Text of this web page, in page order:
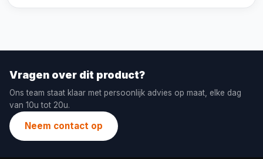
Vragen over dit product?
Ons team staat klaar met persoonlijk advies op maat, elke dag
van 10u tot 20u.
Neem contact op